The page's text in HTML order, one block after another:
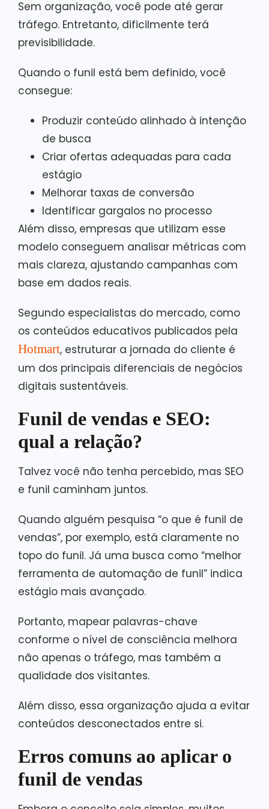
Sem organização, você pode até gerar
tráfego. Entretanto, dificilmente terá
previsibilidade.
Quando o funil está bem definido, você
consegue:
Produzir conteúdo alinhado à intenção
de busca
Criar ofertas adequadas para cada
estágio
Melhorar taxas de conversão
Identificar gargalos no processo
Além disso, empresas que utilizam esse
modelo conseguem analisar métricas com
mais clareza, ajustando campanhas com
base em dados reais.
Segundo especialistas do mercado, como
os conteúdos educativos publicados pela
Hotmart, estruturar a jornada do cliente é
um dos principais diferenciais de negócios
digitais sustentáveis.
Funil de vendas e SEO:
qual a relação?
Talvez você não tenha percebido, mas SEO
e funil caminham juntos.
Quando alguém pesquisa “o que é funil de
vendas”, por exemplo, está claramente no
topo do funil. Já uma busca como “melhor
ferramenta de automação de funil” indica
estágio mais avançado.
Portanto, mapear palavras-chave
conforme o nível de consciência melhora
não apenas o tráfego, mas também a
qualidade dos visitantes.
Além disso, essa organização ajuda a evitar
conteúdos desconectados entre si.
Erros comuns ao aplicar o
funil de vendas